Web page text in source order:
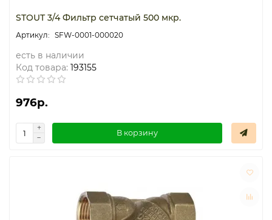
STOUT 3/4 Фильтр сетчатый 500 мкр.
SFW-0001-000020
есть в наличии
Код товара: 193155
976р.
В корзину